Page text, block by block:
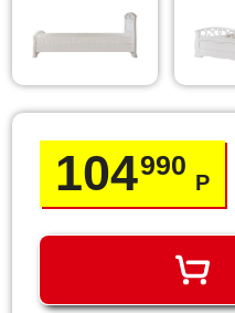
104990
Р